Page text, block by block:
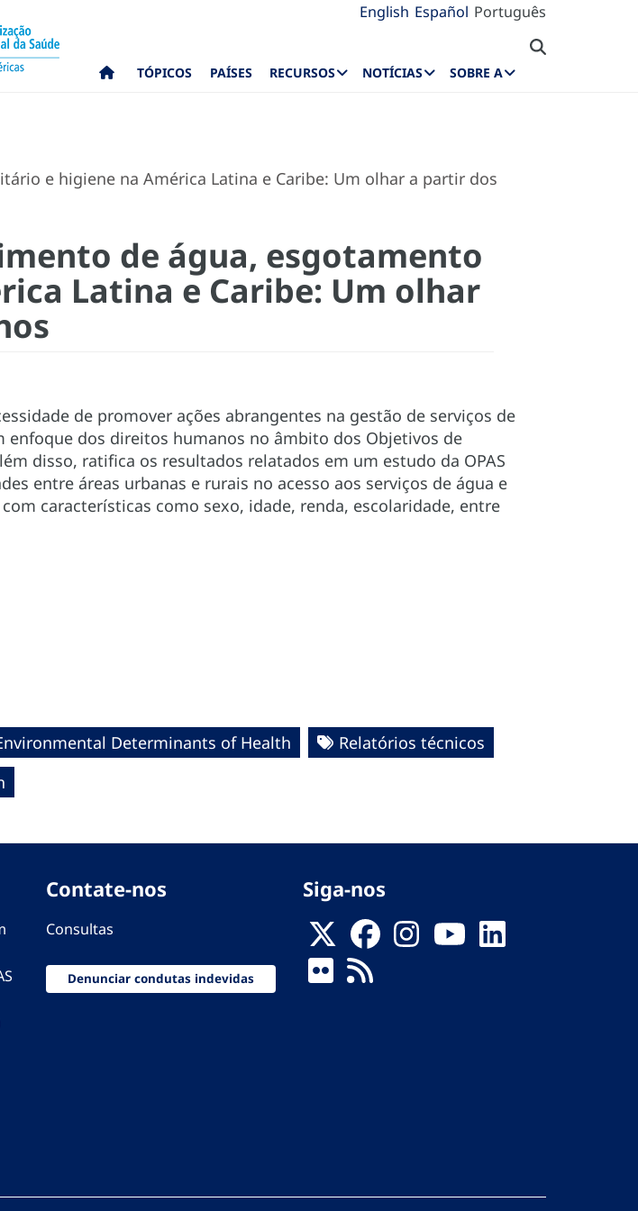
English Español Português
TÓPICOS PAÍSES RECURSOS NOTÍCIAS SOBRE A
e higiene na América Latina e Caribe: Um olhar a partir dos
de água, esgotamento
Latina e Caribe: Um olhar
de promover ações abrangentes na gestão de serviços de
dos direitos humanos no âmbito dos Objetivos de
disso, ratifica os resultados relatados em um estudo da OPAS
entre áreas urbanas e rurais no acesso aos serviços de água e
características como sexo, idade, renda, escolaridade, entre
Determinants of Health
Relatórios técnicos
Contate-nos
Consultas
Denunciar condutas indevidas
Siga-nos